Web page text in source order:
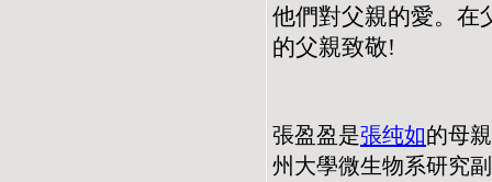
他們對父親的愛。在
的父親致敬!
張盈盈是張纯如的母
州大學微生物系研究